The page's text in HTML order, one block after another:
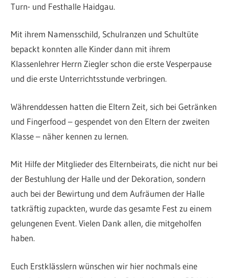
Turn- und Festhalle Haidgau.
Mit ihrem Namensschild, Schulranzen und Schultüte
bepackt konnten alle Kinder dann mit ihrem
Klassenlehrer Herrn Ziegler schon die erste Vesperpause
und die erste Unterrichtsstunde verbringen.
Währenddessen hatten die Eltern Zeit, sich bei Getränken
und Fingerfood – gespendet von den Eltern der zweiten
Klasse – näher kennen zu lernen.
Mit Hilfe der Mitglieder des Elternbeirats, die nicht nur bei
der Bestuhlung der Halle und der Dekoration, sondern
auch bei der Bewirtung und dem Aufräumen der Halle
tatkräftig zupackten, wurde das gesamte Fest zu einem
gelungenen Event. Vielen Dank allen, die mitgeholfen
haben.
Euch Erstklässlern wünschen wir hier nochmals eine